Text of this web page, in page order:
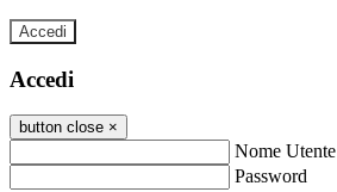
Accedi
Accedi
button close ×
Nome Utente
Password